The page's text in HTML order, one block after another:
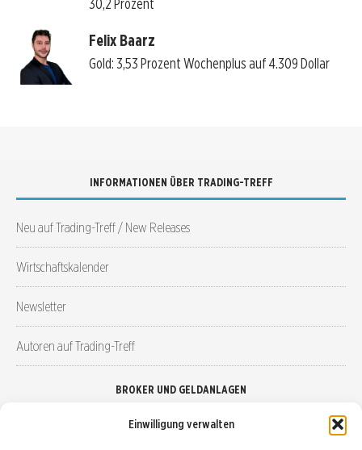
Einwilligung verwalten
30,2 Prozent
Felix Baarz
Gold: 3,53 Prozent Wochenplus auf 4.309 Dollar
INFORMATIONEN ÜBER TRADING-TREFF
Neu auf Trading-Treff / New Releases
Wirtschaftskalender
Newsletter
Autoren auf Trading-Treff
BROKER UND GELDANLAGEN